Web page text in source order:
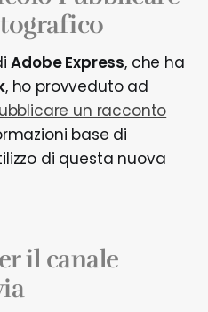
i commenti nativi
Instagram per i
aggiornamento per
e non solo
Adobe Express, che ha
, ho provveduto ad
un racconto
base di
di questa nuova
il canale